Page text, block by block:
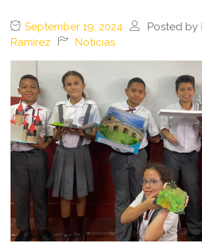
September 19, 2024 Posted by
Ramirez
Noticias